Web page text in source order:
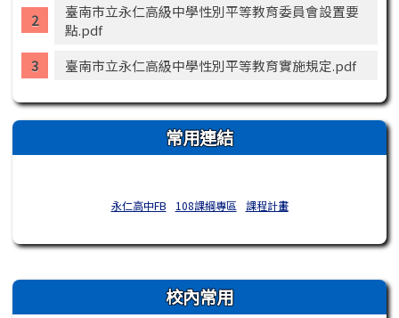
臺南市立永仁高級中學性別平等教育委員會設置要
點.pdf
臺南市立永仁高級中學性別平等教育實施規定.pdf
常用連結
永仁高中FB 108課綱專區 課程計畫
右邊區域內容 校內常用